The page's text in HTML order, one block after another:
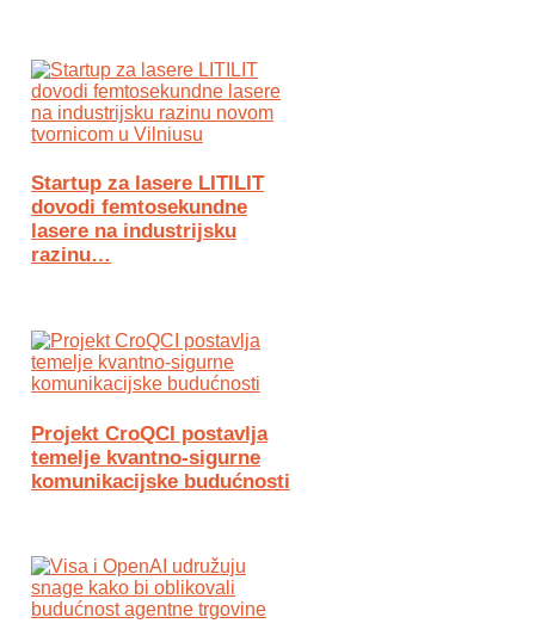
Startup za lasere LITILIT
dovodi femtosekundne
lasere na industrijsku
razinu…
Projekt CroQCI postavlja
temelje kvantno-sigurne
komunikacijske budućnosti